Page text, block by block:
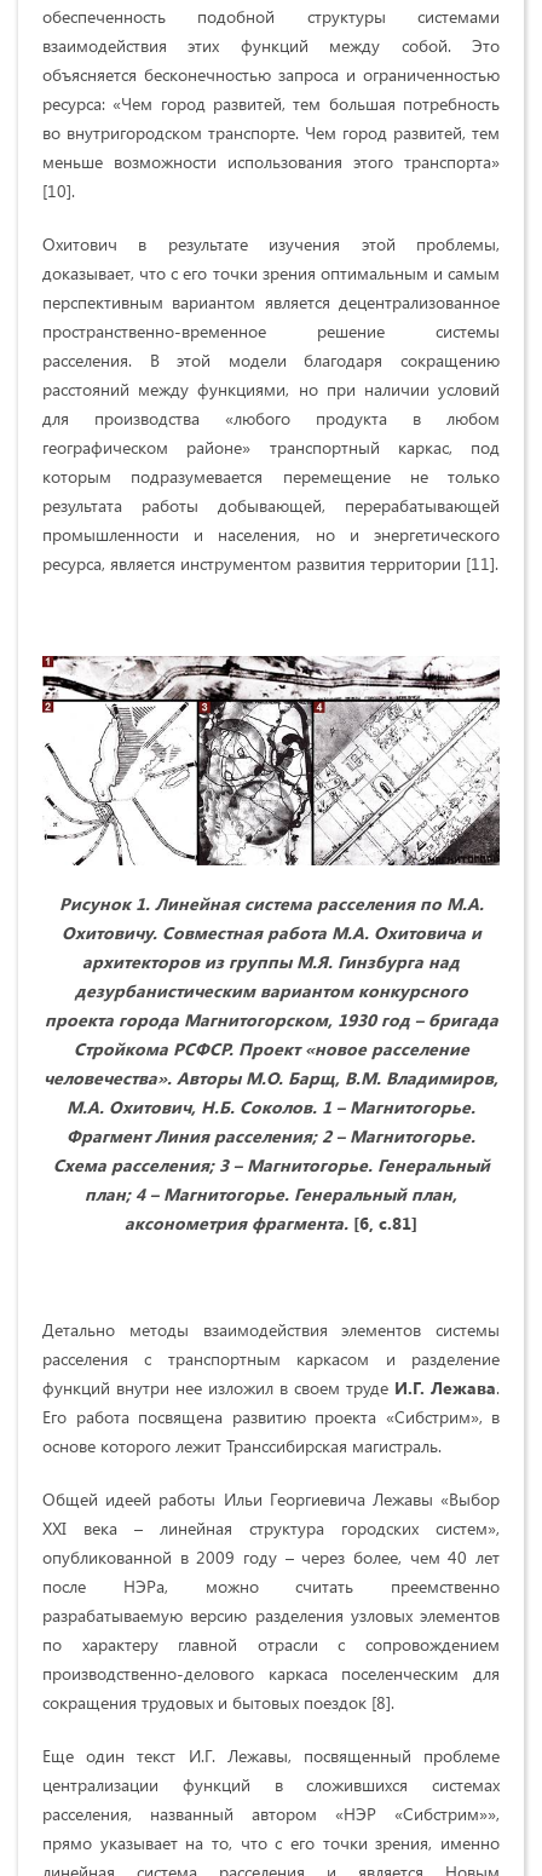
обеспеченность подобной структуры системами
взаимодействия этих функций между собой. Это
объясняется бесконечностью запроса и ограниченностью
ресурса: «Чем город развитей, тем большая потребность
во внутригородском транспорте. Чем город развитей, тем
меньше возможности использования этого транспорта»
[10].
Охитович в результате изучения этой проблемы,
доказывает, что с его точки зрения оптимальным и самым
перспективным вариантом является децентрализованное
пространственно-временное решение системы
расселения. В этой модели благодаря сокращению
расстояний между функциями, но при наличии условий
для производства «любого продукта в любом
географическом районе» транспортный каркас, под
которым подразумевается перемещение не только
результата работы добывающей, перерабатывающей
промышленности и населения, но и энергетического
ресурса, является инструментом развития территории [11].
Рисунок 1. Линейная система расселения по М.А.
Охитовичу. Совместная работа М.А. Охитовича и
архитекторов из группы М.Я. Гинзбурга над
дезурбанистическим вариантом конкурсного
проекта города Магнитогорском, 1930 год – бригада
Стройкома РСФСР. Проект «новое расселение
человечества». Авторы М.О. Барщ, В.М. Владимиров,
М.А. Охитович, Н.Б. Соколов. 1 – Магнитогорье.
Фрагмент Линия расселения; 2 – Магнитогорье.
Схема расселения; 3 – Магнитогорье. Генеральный
план; 4 – Магнитогорье. Генеральный план,
аксонометрия фрагмента. [6, с.81]
Детально методы взаимодействия элементов системы
расселения с транспортным каркасом и разделение
функций внутри нее изложил в своем труде И.Г. Лежава.
Его работа посвящена развитию проекта «Сибстрим», в
основе которого лежит Транссибирская магистраль.
Общей идеей работы Ильи Георгиевича Лежавы «Выбор
XXI века – линейная структура городских систем»,
опубликованной в 2009 году – через более, чем 40 лет
после НЭРа, можно считать преемственно
разрабатываемую версию разделения узловых элементов
по характеру главной отрасли с сопровождением
производственно-делового каркаса поселенческим для
сокращения трудовых и бытовых поездок [8].
Еще один текст И.Г. Лежавы, посвященный проблеме
централизации функций в сложившихся системах
расселения, названный автором «НЭР «Сибстрим»»,
прямо указывает на то, что с его точки зрения, именно
линейная система расселения и является Новым